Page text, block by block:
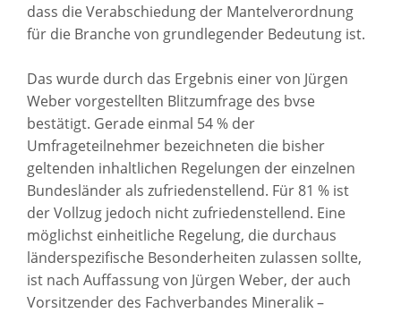
dass die Verabschiedung der Mantelverordnung
für die Branche von grundlegender Bedeutung ist.
Das wurde durch das Ergebnis einer von Jürgen
Weber vorgestellten Blitzumfrage des bvse
bestätigt. Gerade einmal 54 % der
Umfrageteilnehmer bezeichneten die bisher
geltenden inhaltlichen Regelungen der einzelnen
Bundesländer als zufriedenstellend. Für 81 % ist
der Vollzug jedoch nicht zufriedenstellend. Eine
möglichst einheitliche Regelung, die durchaus
länderspezifische Besonderheiten zulassen sollte,
ist nach Auffassung von Jürgen Weber, der auch
Vorsitzender des Fachverbandes Mineralik –